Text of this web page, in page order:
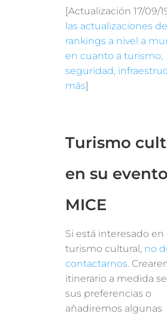
[Actualización 17/09/
las actualizaciones
rankings a nivel a
en cuanto a turismo,
seguridad,
más]
Turismo
en su evento
MICE
Si está interesado en
turismo cultural, no
contactarnos.
itinerario a medida
sus preferencias o
añadiremos algunas